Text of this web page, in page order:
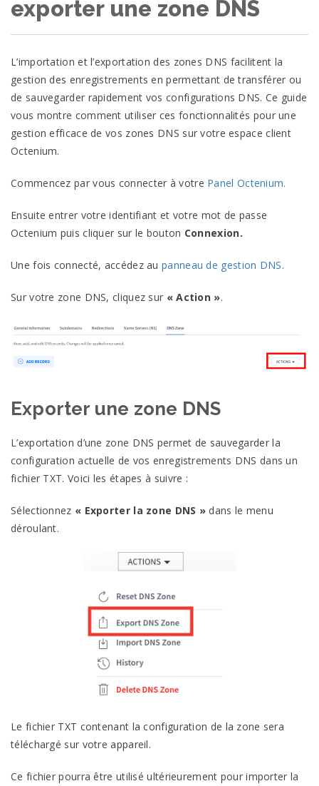
exporter une zone DNS
L’importation et l’exportation des zones DNS facilitent la
gestion des enregistrements en permettant de transférer ou
de sauvegarder rapidement vos configurations DNS. Ce guide
vous montre comment utiliser ces fonctionnalités pour une
gestion efficace de vos zones DNS sur votre espace client
Octenium.
Commencez par vous connecter à votre Panel Octenium.
Ensuite entrer votre identifiant et votre mot de passe
Octenium puis cliquer sur le bouton Connexion.
Une fois connecté, accédez aupanneau de gestion DNS.
Sur votre zone DNS, cliquez sur « Action ».
Exporter une zone DNS
L’exportation d’une zone DNS permet de sauvegarder la
configuration actuelle de vos enregistrements DNS dans un
fichier TXT. Voici les étapes à suivre :
Sélectionnez « Exporter la zone DNS » dans le menu
déroulant.
Le fichier TXT contenant la configuration de la zone sera
téléchargé sur votre appareil.
Ce fichier pourra être utilisé ultérieurement pour importer la